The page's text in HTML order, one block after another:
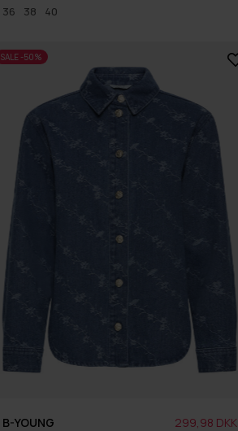
36 38 40
SALE -50%
B-YOUNG 299,98 DKK